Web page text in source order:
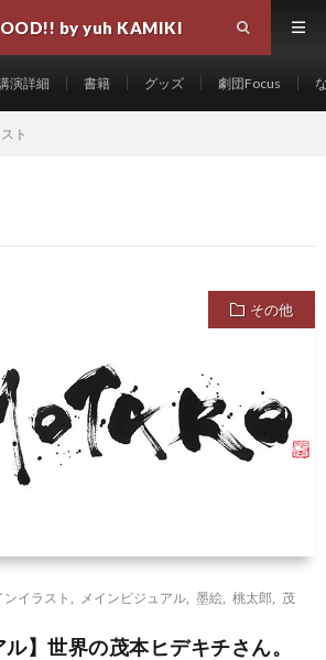
by yuh KAMIKI
演詳細 書籍 グッズ 劇団Focus
ト
その他
ンイラスト メインビジュアル 墨絵 桃太郎
茂
ル】世界の茂本ヒデキチさん。